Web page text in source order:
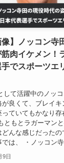
像】ノッコン寺
肉イケメン！
でスポーツエ
して活躍中のノッコ
が良くて、ブレイ
ていてもかなり存
ともとラガーマンと
んな感じだったの
は、 ・ノッコン寺
9日